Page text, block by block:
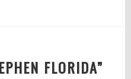
FLORIDA”